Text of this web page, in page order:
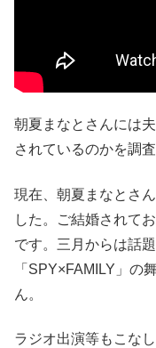
朝夏まなとさんには
されているのかを調
現在、朝夏まなとさ
した。ご結婚されて
です。三月からは話
「SPY×FAMILY」の
ん。
ラジオ出演等もこな